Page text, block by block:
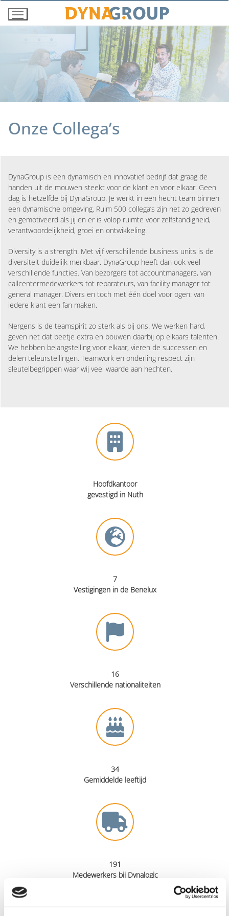
naar
de
Onze Collega’s
DynaGroup is een dynamisch en innovatief bedrijf dat graag de
handen uit de mouwen steekt voor de klant en voor elkaar. Geen
dag is hetzelfde bij DynaGroup. Je werkt in een hecht team binnen
een dynamische omgeving. Ruim 500 collega’s zijn net zo gedreven
en gemotiveerd als jij en er is volop ruimte voor zelfstandigheid,
verantwoordelijkheid, groei en ontwikkeling.
Diversity is a strength. Met vijf verschillende business units is de
diversiteit duidelijk merkbaar. DynaGroup heeft dan ook veel
verschillende functies. Van bezorgers tot accountmanagers, van
callcentermedewerkers tot reparateurs, van facility manager tot
general manager. Divers en toch met één doel voor ogen: van
iedere klant een fan maken.
Nergens is de teamspirit zo sterk als bij ons. We werken hard,
geven net dat beetje extra en bouwen daarbij op elkaars talenten.
We hebben belangstelling voor elkaar, vieren de successen en
delen teleurstellingen. Teamwork en onderling respect zijn
sleutelbegrippen waar wij veel waarde aan hechten.
Hoofdkantoor
gevestigd in Nuth
7
Vestigingen in de Benelux
16
Verschillende nationaliteiten
34
Gemiddelde leeftijd
191
Medewerkers bij Dynalogic